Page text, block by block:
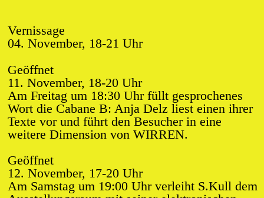
Vernissage
04. November, 18-21 Uhr
Geöffnet
11. November, 18-20 Uhr
Am Freitag um 18:30 Uhr füllt gesprochenes
Wort die Cabane B: Anja Delz liest einen ihrer
Texte vor und führt den Besucher in eine
weitere Dimension von WIRREN.
Geöffnet
12. November, 17-20 Uhr
Am Samstag um 19:00 Uhr verleiht S.Kull dem